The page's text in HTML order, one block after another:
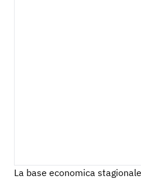
La base economica